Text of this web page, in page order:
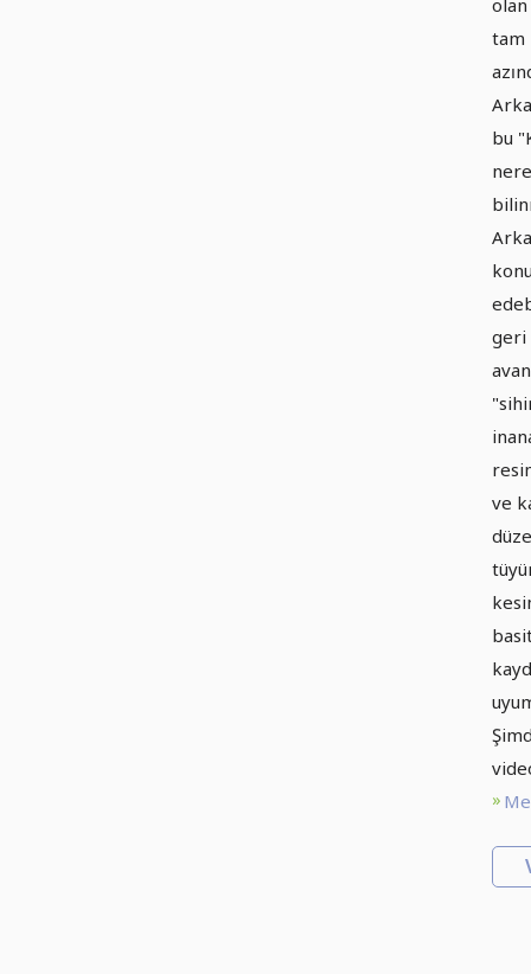
tam
bu
geri
ve